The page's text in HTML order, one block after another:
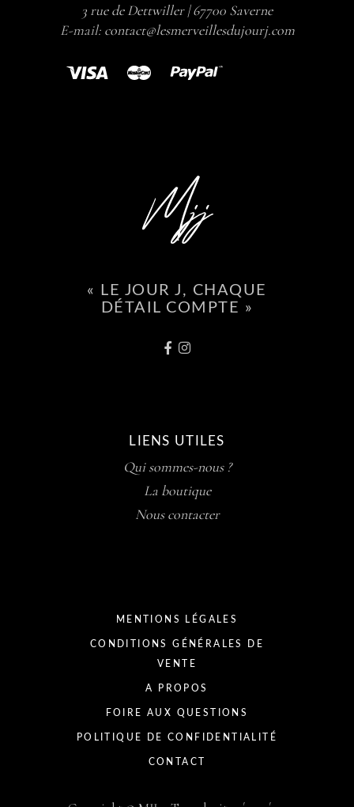
3 rue de Dettwiller | 67700 Saverne
E-mail: contact@lesmerveillesdujourj.com
« LE JOUR J, CHAQUE
DÉTAIL COMPTE »
LIENS UTILES
Qui sommes-nous ?
La boutique
Nous contacter
MENTIONS LÉGALES
CONDITIONS GÉNÉRALES DE
VENTE
A PROPOS
FOIRE AUX QUESTIONS
POLITIQUE DE CONFIDENTIALITÉ
CONTACT